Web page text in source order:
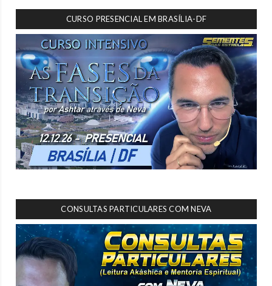
CURSO PRESENCIAL EM BRASÍLIA-DF
CONSULTAS PARTICULARES COM NEVA